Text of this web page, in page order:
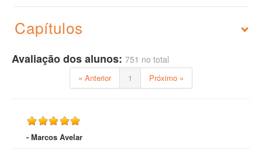
Capítulos
Avaliação dos alunos: 751 no total
« Anterior 1 Próximo »
- Marcos Avelar